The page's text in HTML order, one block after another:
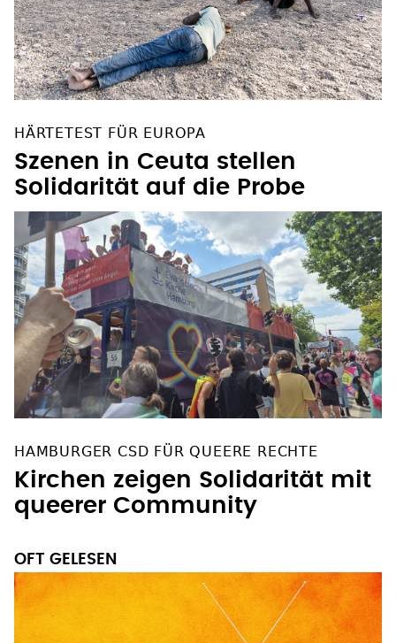
HÄRTETEST FÜR EUROPA
Szenen in Ceuta stellen
Solidarität auf die Probe
HAMBURGER CSD FÜR QUEERE RECHTE
Kirchen zeigen Solidarität mit
queerer Community
OFT GELESEN